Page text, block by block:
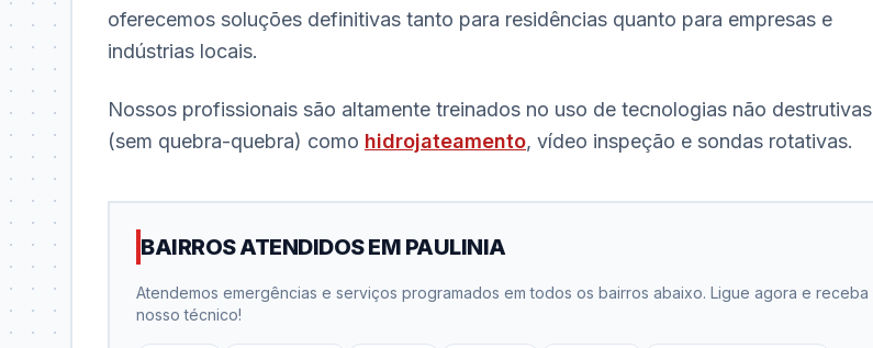
oferecemos soluções definitivas tanto para residências quanto para empresas e
indústrias locais.
Nossos profissionais são altamente treinados no uso de tecnologias não destrutivas
(sem quebra-quebra) como hidrojateamento, vídeo inspeção e sondas rotativas.
BAIRROS ATENDIDOS EM PAULINIA
Atendemos emergências e serviços programados em todos os bairros abaixo. Ligue agora e receba
nosso técnico!